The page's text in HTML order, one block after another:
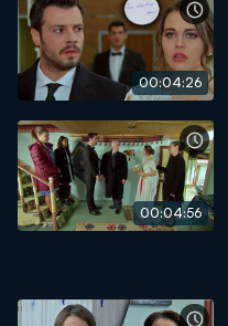
00:04:26
00:04:56